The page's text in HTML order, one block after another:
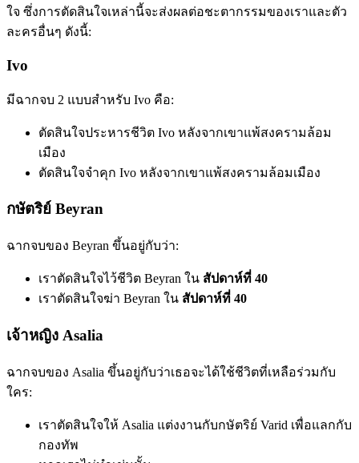
ใจ ซึ่งการตัดสินใจเหล่านี้จะส่งผลต่อชะตากรรมของเราและตัว
ละครอื่นๆ ดังนี้:
Ivo
มีฉากจบ 2 แบบสำหรับ Ivo คือ:
ตัดสินใจประหารชีวิต Ivo หลังจากเขาแพ้สงครามล้อม
เมือง
ตัดสินใจจำคุก Ivo หลังจากเขาแพ้สงครามล้อมเมือง
กษัตริย์ Beyran
ฉากจบของ Beyran ขึ้นอยู่กับว่า:
เราตัดสินใจไว้ชีวิต Beyran ใน สัปดาห์ที่ 40
เราตัดสินใจฆ่า Beyran ใน สัปดาห์ที่ 40
เจ้าหญิง Asalia
ฉากจบของ Asalia ขึ้นอยู่กับว่าเธอจะได้ใช้ชีวิตที่เหลือร่วมกับ
ใคร:
เราตัดสินใจให้ Asalia แต่งงานกับกษัตริย์ Varid เพื่อแลกกับ
กองทัพ